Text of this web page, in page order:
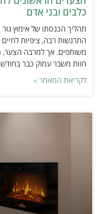
כלבים ובני אדם
תהליך הכנסתו של אימוץ
התרגשות רבה, ציפיות
משותפים. אך למרבה הצער,
חוות משבר עמוק כבר
לקריאת המאמר »